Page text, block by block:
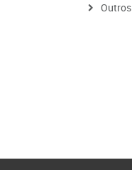
Outros